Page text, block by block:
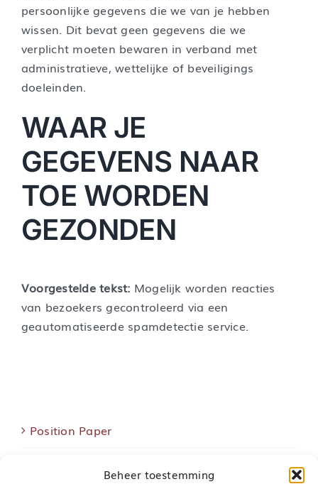
Beheer toestemming
persoonlijke gegevens die we van je hebben
wissen. Dit bevat geen gegevens die we
verplicht moeten bewaren in verband met
administratieve, wettelijke of beveiligings
doeleinden.
WAAR JE
GEGEVENS NAAR
TOE WORDEN
GEZONDEN
Voorgestelde tekst: Mogelijk worden reacties
van bezoekers gecontroleerd via een
geautomatiseerde spamdetectie service.
Position Paper